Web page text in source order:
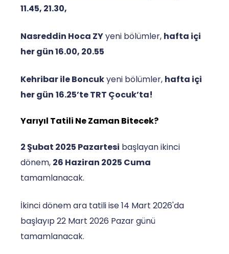
11.45, 21.30,
Nasreddin Hoca ZYyeni bölümler, hafta içi
her gün 16.00, 20.55
Kehribar ile Boncukyeni bölümler, hafta içi
her gün 16.25’te TRT Çocuk’ta!
Yarıyıl Tatili Ne Zaman Bitecek?
2 Şubat 2025 Pazartesi başlayan ikinci
dönem, 26 Haziran 2025 Cuma
tamamlanacak.
İkinci dönem ara tatili ise 14 Mart 2026'da
başlayıp 22 Mart 2026 Pazar günü
tamamlanacak.